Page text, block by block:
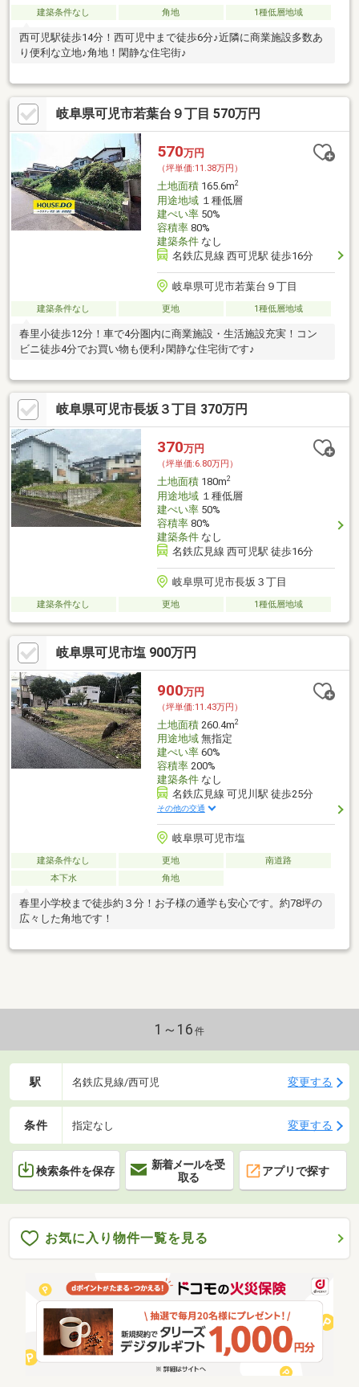
建築条件なし 角地 1種低層地域
西可児駅徒歩14分！西可児中まで徒歩6分♪近隣に商業施設多数あ
り便利な立地♪角地！閑静な住宅街♪
岐阜県可児市若葉台９丁目 570万円
570万円
（坪単価:11.38万円）
土地面積165.6m2
用途地域１種低層
建ぺい率50%
容積率80%
建築条件なし
名鉄広見線 西可児駅 徒歩16分
岐阜県可児市若葉台９丁目
建築条件なし 更地 1種低層地域
春里小徒歩12分！車で4分圏内に商業施設・生活施設充実！コン
ビニ徒歩4分でお買い物も便利♪閑静な住宅街です♪
岐阜県可児市長坂３丁目 370万円
370万円
（坪単価:6.80万円）
土地面積180m2
用途地域１種低層
建ぺい率50%
容積率80%
建築条件なし
名鉄広見線 西可児駅 徒歩16分
岐阜県可児市長坂３丁目
建築条件なし 更地 1種低層地域
岐阜県可児市塩 900万円
900万円
（坪単価:11.43万円）
土地面積260.4m2
用途地域無指定
建ぺい率60%
容積率200%
建築条件なし
名鉄広見線 可児川駅 徒歩25分
その他の交通
岐阜県可児市塩
建築条件なし 更地
南道路
本下水
角地
春里小学校まで徒歩約３分！お子様の通学も安心です。約78坪の
広々した角地です！
1～16 件
駅 名鉄広見線/西可児 変更する
条件 指定なし 変更する
検索条件を保存
新着メールを受
取る
アプリで探す
お気に入り物件一覧を見る